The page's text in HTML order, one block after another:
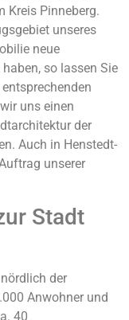
Kreis Pinneberg.
unseres
neue
so lassen Sie
uns einen
der
Auch in Henstedt-
unserer
Stadt
der
Anwohner und
40